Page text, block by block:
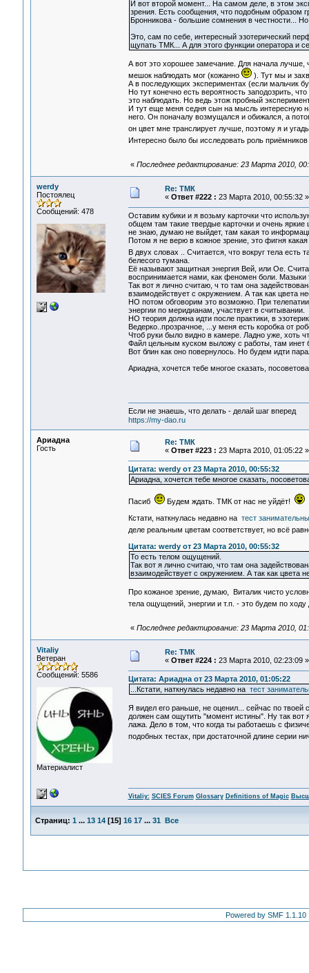
И вот второй момент... На самом деле, в этом
зрения. Есть сообщения, что подобным образом
Бронникова - большие сомнения в честности...
Это, сам по себе, интересный эзотерический
щупать ТМК... А для этого функции оператора и
А вот это хорошее замечание. Для начала лучше,
мешок наблюдать мог (кожанно
). Тут мы и
А в последующих экспериментах (если мальчик
Но тут конечно есть вероятность заподозрить,
это наблюдать. Но ведь этож пробный
И тут еще меня седня сын на мысль интересную
него. Он поначалу возмущался и обижался, а
он цвет мне транслирует лучше, поэтому я и
Интересно было бы исследовать роль
« Последнее редактирование: 23 Марта 2010,
werdy
Постоялец
Сообщений: 478
Re: ТМК
« Ответ #222 : 23 Марта 2010, 00:55:32 »
Оставим кубики и я возьму карточки что
общем там такие твердые карточки и очень яркие
не знаю, думаю не выйдет, там какая то
Потом я не верю в кожное зрение, это фигня
В двух словах .. Считается, что вокруг тела
белесого тумана.
Её называют защитная энергия Вей, или Ое.
воспринимается нами, как феномен боли.
Так вот я лично считаю, ч то там она
взаимодействует с окружением. А так как цвета
НО потом обговорим это возможно. При
энергии по меридианам, участвует в считывании.
НО теория должна идти после практики, в
Ведерко..прозрачное, ...у меня есть коробка от
Чтоб руки было видно в камере. Ладно уже, хоть
Файл цельным куском выложу с работы, там инет
Вот блин как оно повернулось. Но будем идти
Ариадна, хочется тебе многое сказать,
Если не знаешь, что делать - делай шаг вперед
https://my-dao.ru
Ариадна
Гость
Re: ТМК
« Ответ #223 : 23 Марта 2010, 01:05:22 »
Цитата: werdy от 23 Марта 2010, 00:55:32
Ариадна, хочется тебе многое сказать,
Пасиб
Будем ждать. ТМК от нас не уйдёт!
Кстати, наткнулась недавно на тест
деле реальным цветам соответствует, но всё
Цитата: werdy от 23 Марта 2010, 00:55:32
То есть телом ощущений.
Так вот я лично считаю, что там она
взаимодействует с окружением. А так как цвета
Про кожаное зрение, думаю, Виталик чисто
тела ощущений, энергии и т.п. - это будем по
« Последнее редактирование: 23 Марта 2010,
Vitaliy
Ветеран
Сообщений: 5586
Материалист
Re: ТМК
« Ответ #224 : 23 Марта 2010, 02:23:09 »
Цитата: Ариадна от 23 Марта 2010, 01:05:22
...Кстати, наткнулась недавно на тест
Я видел его раньше, не оценил... сейчас по твоей
должен сам ощутить "момент истины". Ну так
лажа. Дело в том, что когда ты работаешь с
подобных тестах, при достаточной длине серии
Vitaliy: SCIES Forum Glossary Definitions of Magic
Страниц: 1 ... 13 14[15] 16 17 ... 31 Все
Powered by SMF 1.1.10